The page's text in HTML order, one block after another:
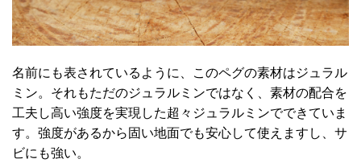
名前にも表されているように、このペグの素材はジュラル
ミン。それもただのジュラルミンではなく、素材の配合を
工夫し高い強度を実現した超々ジュラルミンでできていま
す。強度があるから固い地面でも安心して使えますし、サ
ビにも強い。